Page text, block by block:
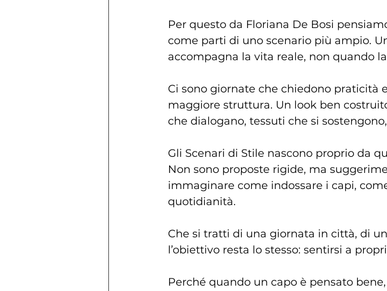
Per questo da Floriana De Bosi
come parti di uno scenario più ampio.
accompagna la vita reale, non quando
Ci sono giornate che chiedono praticità
maggiore struttura. Un look ben
che dialogano, tessuti che si
Gli Scenari di Stile nascono proprio da
Non sono proposte rigide, ma
immaginare come indossare i capi,
quotidianità.
Che si tratti di una giornata in città, di
l’obiettivo resta lo stesso: sentirsi a
Perché quando un capo è pensato